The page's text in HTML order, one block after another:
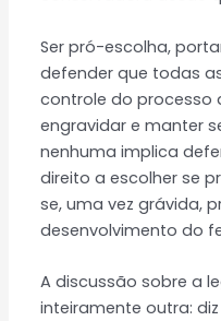
Ser pró-escolha,
defender que todas
controle do processo
engravidar e manter
nenhuma implica
direito a escolher se
se, uma vez grávida,
desenvolvimento do
A discussão sobre a
inteiramente outra: